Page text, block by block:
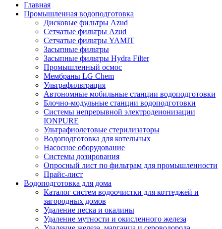
Главная
Промышленная водоподготовка
Дисковые фильтры Azud
Сетчатые фильтры Azud
Сетчатые фильтры YAMIT
Засыпные фильтры
Засыпные фильтры Hydra Filter
Промышленный осмос
Мембраны LG Chem
Ультрафильтрация
Автономные мобильные станции водоподготовки
Блочно-модульные станции водоподготовки
Системы непрерывной электродеионизации
IONPURE
Ультрафиолетовые стерилизаторы
Водоподготовка для котельных
Насосное оборудование
Системы дозирования
Опросный лист по фильтрам для промышленности
Прайс-лист
Водоподготовка для дома
Каталог систем водоочистки для коттеджей и
загородных домов
Удаление песка и окалины
Удаление мутности и окисленного железа